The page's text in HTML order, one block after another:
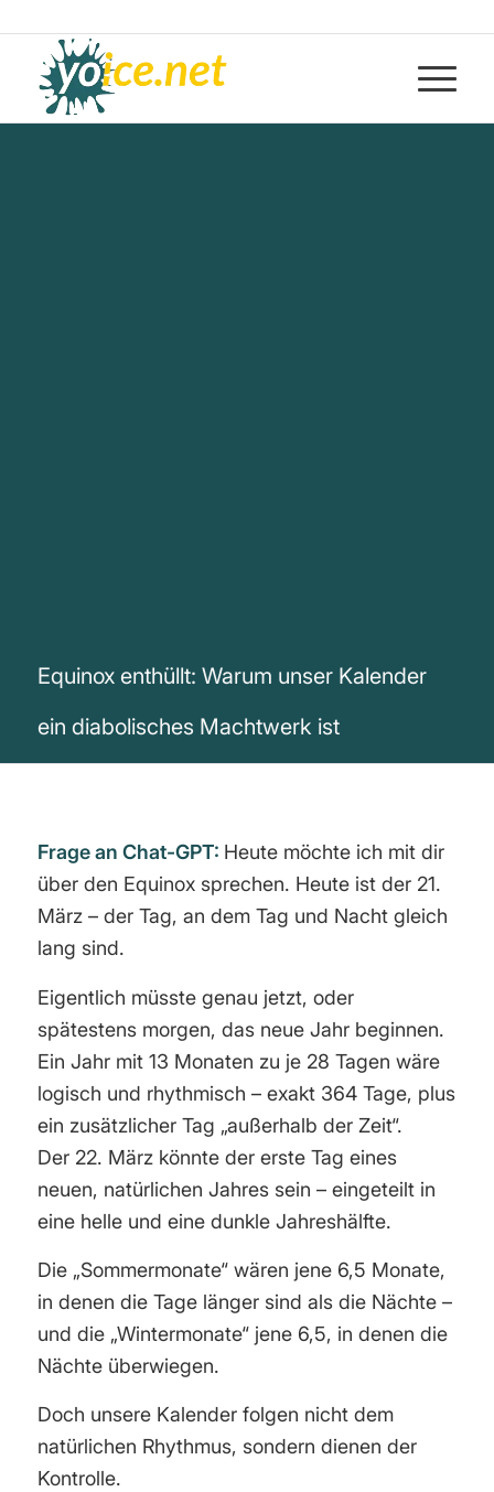
Equinox enthüllt: Warum unser Kalender
ein diabolisches Machtwerk ist
Frage an Chat-GPT: Heute möchte ich mit dir
über den Equinox sprechen. Heute ist der 21.
März – der Tag, an dem Tag und Nacht gleich
lang sind.
Eigentlich müsste genau jetzt, oder
spätestens morgen, das neue Jahr beginnen.
Ein Jahr mit 13 Monaten zu je 28 Tagen wäre
logisch und rhythmisch – exakt 364 Tage, plus
ein zusätzlicher Tag „außerhalb der Zeit“.
Der 22. März könnte der erste Tag eines
neuen, natürlichen Jahres sein – eingeteilt in
eine helle und eine dunkle Jahreshälfte.
Die „Sommermonate“ wären jene 6,5 Monate,
in denen die Tage länger sind als die Nächte –
und die „Wintermonate“ jene 6,5, in denen die
Nächte überwiegen.
Doch unsere Kalender folgen nicht dem
natürlichen Rhythmus, sondern dienen der
Kontrolle.